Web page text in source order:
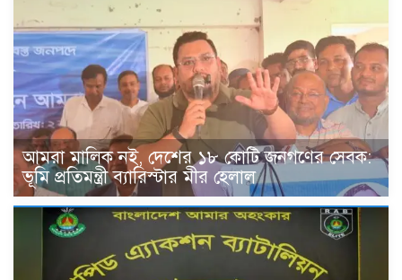
আমরা মালিক নই, দেশের ১৮ কোটি জনগণের সেবক:
ভূমি প্রতিমন্ত্রী ব্যারিস্টার মীর হেলাল